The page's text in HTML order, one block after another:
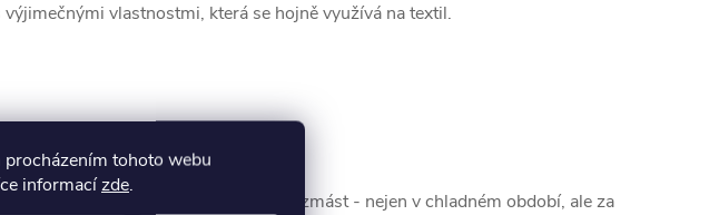
tohoto webu
informacízde.
vlastnostmi, která se hojně využívá na textil.
věcí v domácnosti. A nenechte se zmást - nejen v chladném období, ale za